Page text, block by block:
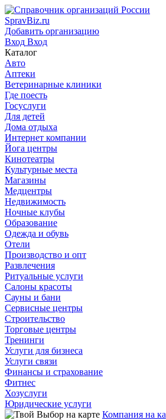
SpravBiz.ru
Добавить организацию
Вход Вход
Каталог
Авто
Аптеки
Ветеринарные клиники
Где поесть
Госуслуги
Для детей
Дома отдыха
Интернет компании
Йога центры
Кинотеатры
Культурные места
Магазины
Медцентры
Недвижимость
Ночные клубы
Образование
Одежда и обувь
Отели
Производство и опт
Развлечения
Ритуальные услуги
Салоны красоты
Сауны и бани
Сервисные центры
Строительство
Торговые центры
Тренинги
Услуги для бизнеса
Услуги связи
Финансы и страхование
Фитнес
Хозуслуги
Юридические услуги
Компания на